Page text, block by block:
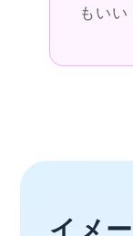
もいい
イメ